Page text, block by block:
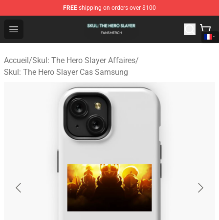
FREE shipping on orders over $100
Open menu
Skul: The Hero Slayer Shop - Official Skul: The Hero
Accueil/Skul: The Hero Slayer Affaires/
Skul: The Hero Slayer Cas Samsung